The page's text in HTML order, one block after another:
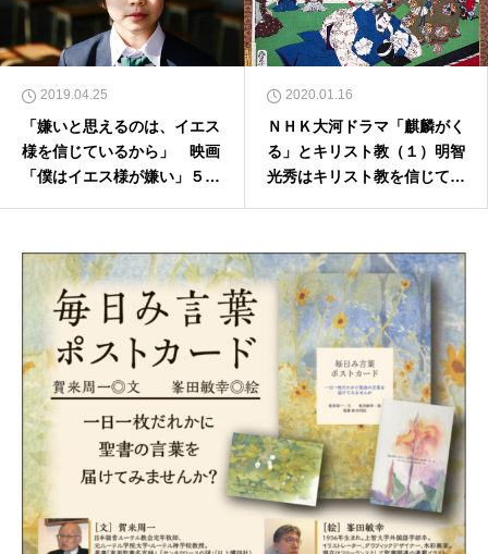
2019.04.25
「嫌いと思えるのは、イエス
様を信じているから」 映画
「僕はイエス様が嫌い」５月
2020.01.16
ＮＨＫ大河ドラマ「麒麟がく
る」とキリスト教（１）明智
光秀はキリスト教を信じてい